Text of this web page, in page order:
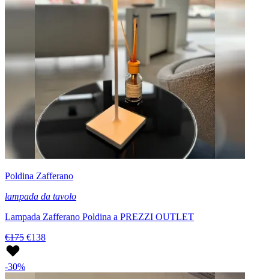
Poldina Zafferano
lampada da tavolo
Lampada Zafferano Poldina a PREZZI OUTLET
€175 €138
-30%